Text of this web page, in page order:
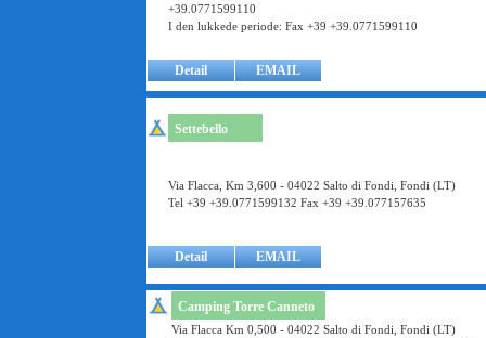
+39.0771599110
I den lukkede periode: Fax +39 +39.0771599110
Detail EMAIL
Settebello
Via Flacca, Km 3,600 - 04022 Salto di Fondi, Fondi (LT)
Tel +39 +39.0771599132 Fax +39 +39.077157635
Detail EMAIL
Camping Torre Canneto
Via Flacca Km 0,500 - 04022 Salto di Fondi, Fondi (LT)